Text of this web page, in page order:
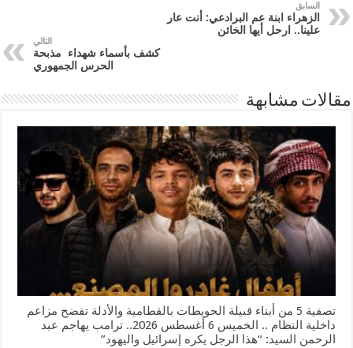
السابق
الزهراء ابنة عم البرادعي: أنت عار
علينا.. ارحل أيها الخائن
التالي
كشف بأسماء شهداء ‏ مذبحة
الحرس الجمهوري
مقالات مشابهة
تصفية 5 من أبناء قبيلة الحويطات بالقطامية والأدلة تفضح مزاعم
داخلية النظام .. الخميس 6 أغسطس 2026.. ترامب يهاجم عبد
الرحمن السيد: “هذا الرجل يكره إسرائيل واليهود”